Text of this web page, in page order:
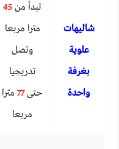
شاليهات
علوية
بغرفة
واحدة
تبدأ من 45
مترا مربعا
وتصل
تدريجيا
حتى77مترا
مربعا